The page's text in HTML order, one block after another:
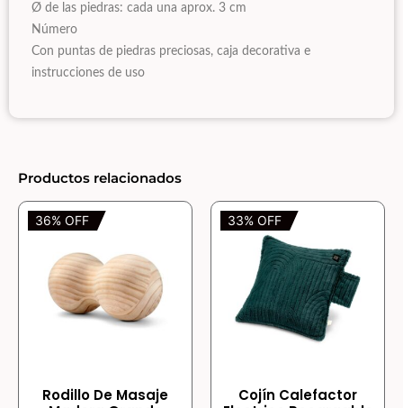
Ø de las piedras: cada una aprox. 3 cm
Número
Con puntas de piedras preciosas, caja decorativa e
instrucciones de uso
Productos relacionados
36% OFF
Rodillo De Masaje
33% OFF
Cojín Calefactor